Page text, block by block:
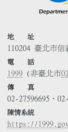
地 址
110204 臺北市
電 話
1999 (非臺北市
傳 真
02-27596695、
陳情系統
https://